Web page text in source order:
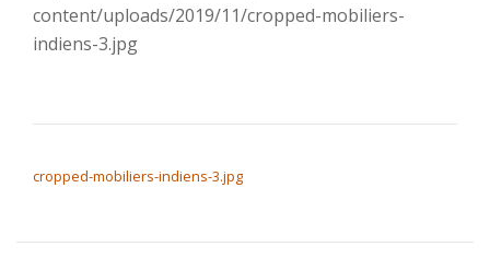
content/uploads/2019/11/cropped-mobiliers-
indiens-3.jpg
cropped-mobiliers-indiens-3.jpg